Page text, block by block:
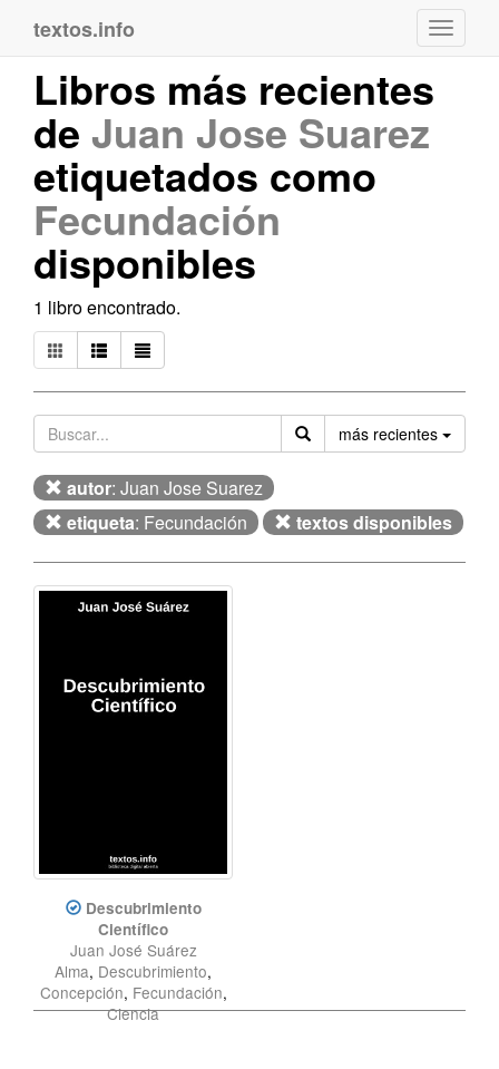
textos.info
Libros más recientes
de Juan Jose Suarez
etiquetados como
Fecundación
disponibles
1 libro encontrado.
más recientes
autor: Juan Jose Suarez
etiqueta: Fecundación textos disponibles
Descubrimiento
Científico
Juan José Suárez
Alma, Descubrimiento,
Concepción, Fecundación,
Ciencia